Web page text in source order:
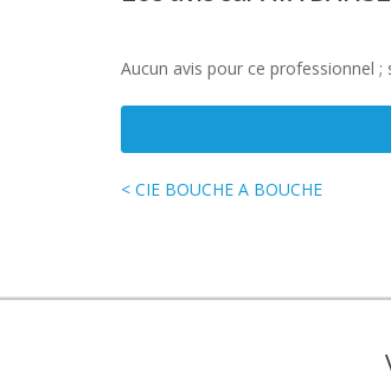
Aucun avis pour ce professionnel ;
< CIE BOUCHE A BOUCHE